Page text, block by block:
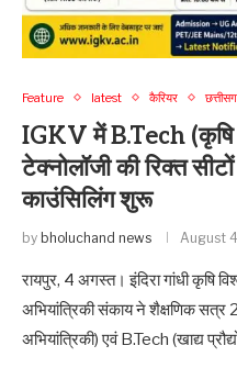
Feature latest कैरियर
IGKV में B.Tech (कृषि
टेक्नोलॉजी की रिक्त
काउंसिलिंग शुरू
by bholuchand news August
रायपुर, 4 अगस्त। इंदिरा गांधी कृषि
अभियांत्रिकी संकाय ने शैक्षणिक
अभियांत्रिकी) एवं B.Tech (खाद्य